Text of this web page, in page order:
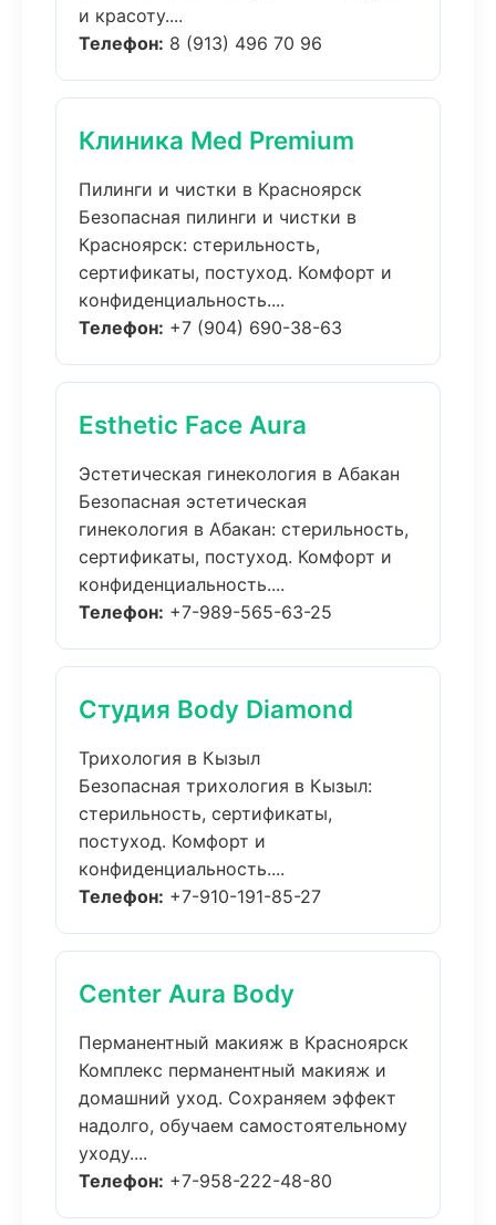
и красоту....
Телефон: 8 (913) 496 70 96
Клиника Med Premium
Пилинги и чистки в Красноярск
Безопасная пилинги и чистки в
Красноярск: стерильность,
сертификаты, постуход. Комфорт и
конфиденциальность....
Телефон: +7 (904) 690-38-63
Esthetic Face Aura
Эстетическая гинекология в Абакан
Безопасная эстетическая
гинекология в Абакан: стерильность,
сертификаты, постуход. Комфорт и
конфиденциальность....
Телефон: +7-989-565-63-25
Студия Body Diamond
Трихология в Кызыл
Безопасная трихология в Кызыл:
стерильность, сертификаты,
постуход. Комфорт и
конфиденциальность....
Телефон: +7-910-191-85-27
Center Aura Body
Перманентный макияж в Красноярск
Комплекс перманентный макияж и
домашний уход. Сохраняем эффект
надолго, обучаем самостоятельному
уходу....
Телефон: +7-958-222-48-80